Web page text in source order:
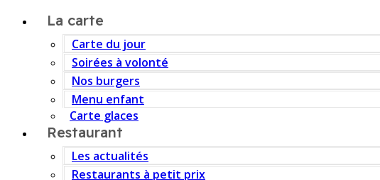
La carte
Carte du jour
Soirées à volonté
Nos burgers
Menu enfant
Carte glaces
Restaurant
Les actualités
Restaurants à petit prix